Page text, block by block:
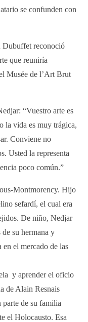
se confunden con
Dubuffet reconoció
que reuniría
Musée de l’Art Brut
“Vuestro arte es
la vida es muy trágica,
Conviene no
Usted la representa
poco común.”
Montmorency. Hijo
sefardí, el cual era
De niño, Nedjar
de su hermana y
en el mercado de las
y aprender el oficio
de Alain Resnais
de su familia
el Holocausto. Esa